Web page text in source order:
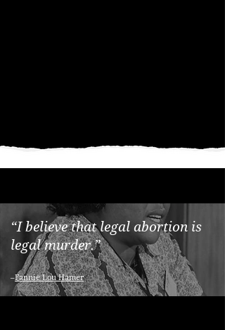
“I believe that legal abortion is
legal murder.”
–Fannie Lou Hamer